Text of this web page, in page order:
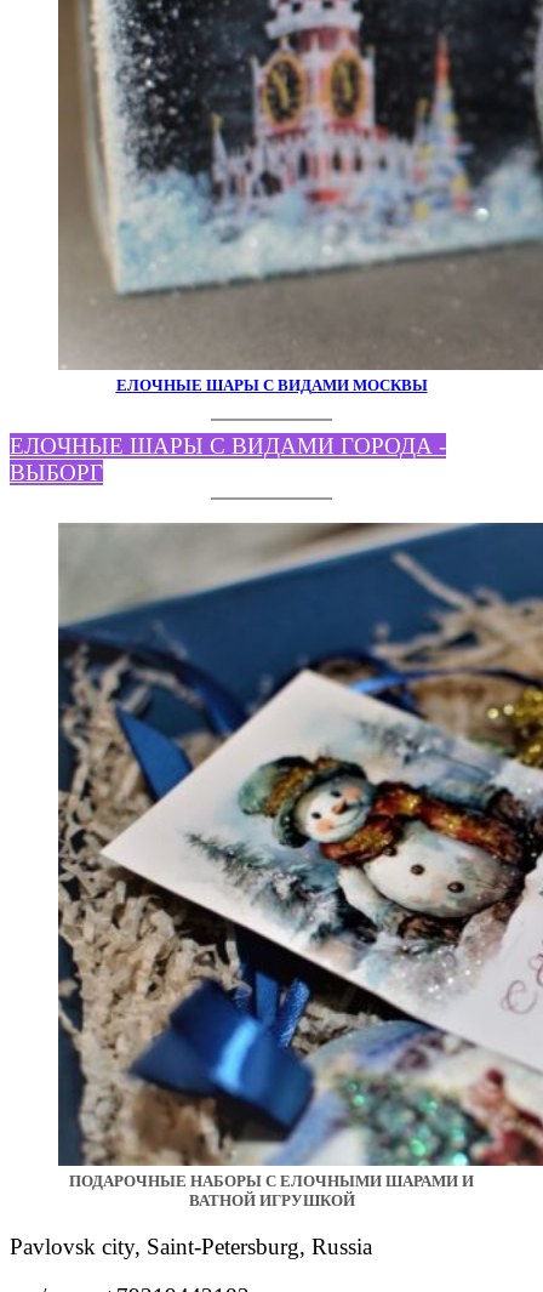
ЕЛОЧНЫЕ ШАРЫ С ВИДАМИ МОСКВЫ
ЕЛОЧНЫЕ ШАРЫ С ВИДАМИ ГОРОДА -
ВЫБОРГ
ПОДАРОЧНЫЕ НАБОРЫ С ЕЛОЧНЫМИ ШАРАМИ И
ВАТНОЙ ИГРУШКОЙ
Pavlovsk city, Saint-Petersburg, Russia